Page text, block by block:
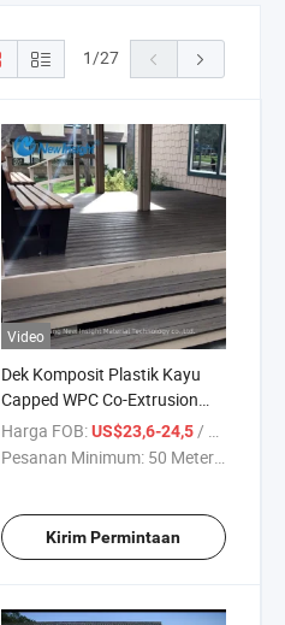
1/27
Video
Dek Komposit Plastik Kayu
Capped WPC Co-Extrusion
Bersertifikat Icc-Es
Harga FOB: US$23,6-24,5/ Meter persegi
Pesanan Minimum: 50 Meter ...
Kirim Permintaan